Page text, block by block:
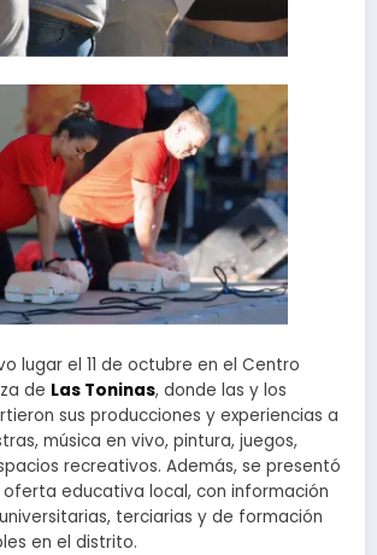
lugar el 11 de octubre en el Centro
de Las Toninas, donde las y los
sus producciones y experiencias a
música en vivo, pintura, juegos,
recreativos. Además, se presentó
educativa local, con información
terciarias y de formación
en el distrito.